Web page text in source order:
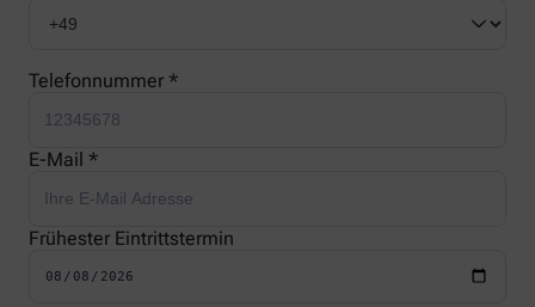
Telefonnummer *
E-Mail *
Frühester Eintrittstermin